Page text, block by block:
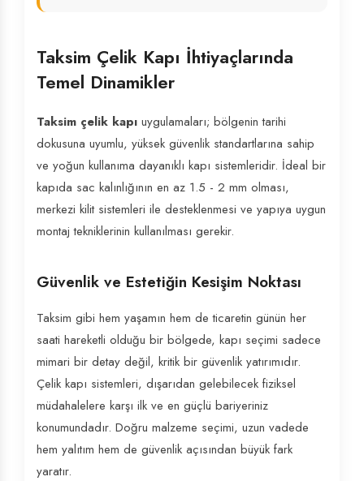
Taksim Çelik Kapı İhtiyaçlarında
Temel Dinamikler
Taksim çelik kapı uygulamaları; bölgenin tarihi
dokusuna uyumlu, yüksek güvenlik standartlarına sahip
ve yoğun kullanıma dayanıklı kapı sistemleridir. İdeal bir
kapıda sac kalınlığının en az 1.5 - 2 mm olması,
merkezi kilit sistemleri ile desteklenmesi ve yapıya uygun
montaj tekniklerinin kullanılması gerekir.
Güvenlik ve Estetiğin Kesişim Noktası
Taksim gibi hem yaşamın hem de ticaretin günün her
saati hareketli olduğu bir bölgede, kapı seçimi sadece
mimari bir detay değil, kritik bir güvenlik yatırımıdır.
Çelik kapı sistemleri, dışarıdan gelebilecek fiziksel
müdahalelere karşı ilk ve en güçlü bariyeriniz
konumundadır. Doğru malzeme seçimi, uzun vadede
hem yalıtım hem de güvenlik açısından büyük fark
yaratır.